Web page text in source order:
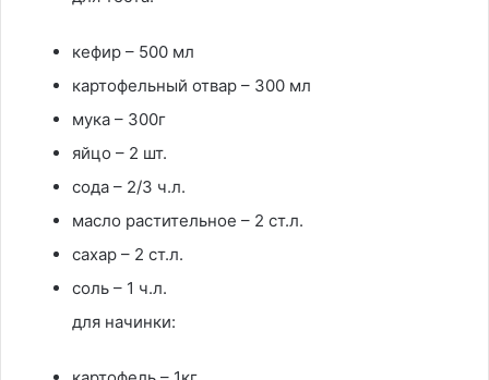
кефир – 500 мл
картофельный отвар – 300 мл
мука – 300г
яйцо – 2 шт.
сода – 2/3 ч.л.
масло растительное – 2 ст.л.
сахар – 2 ст.л.
соль – 1 ч.л.
для начинки: